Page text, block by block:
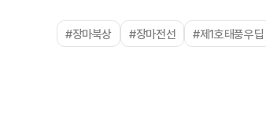
#장마북상 #장마전선 #제1호태풍우딥